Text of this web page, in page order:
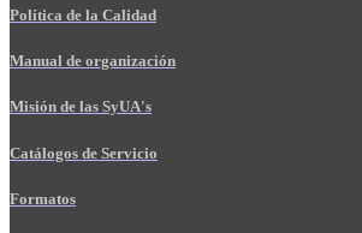
Política de la Calidad
Manual de organización
Misión de las SyUA's
Catálogos de Servicio
Formatos